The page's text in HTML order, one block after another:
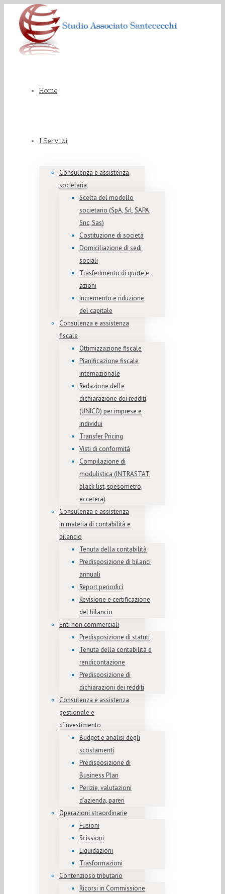
Home
I Servizi
Consulenza e assistenza
societaria
Scelta del modello
societario (SpA, Srl, SAPA,
Snc, Sas)
Costituzione di società
Domiciliazione di sedi
sociali
Trasferimento di quote e
azioni
Incremento e riduzione
del capitale
Consulenza e assistenza
fiscale
Ottimizzazione fiscale
Pianificazione fiscale
internazionale
Redazione delle
dichiarazione dei redditi
(UNICO) per imprese e
individui
Transfer Pricing
Visti di conformità
Compilazione di
modulistica (INTRASTAT,
black list, spesometro,
eccetera)
Consulenza e assistenza
in materia di contabilità e
bilancio
Tenuta della contabilità
Predisposizione di bilanci
annuali
Report periodici
Revisione e certificazione
del bilancio
Enti non commerciali
Predisposizione di statuti
Tenuta della contabilità e
rendicontazione
Predisposizione di
dichiarazioni dei redditi
Consulenza e assistenza
gestionale e
d’investimento
Budget e analisi degli
scostamenti
Predisposizione di
Business Plan
Perizie, valutazioni
d’azienda, pareri
Operazioni straordinarie
Fusioni
Scissioni
Liquidazioni
Trasformazioni
Contenzioso tributario
Ricorsi in Commissione